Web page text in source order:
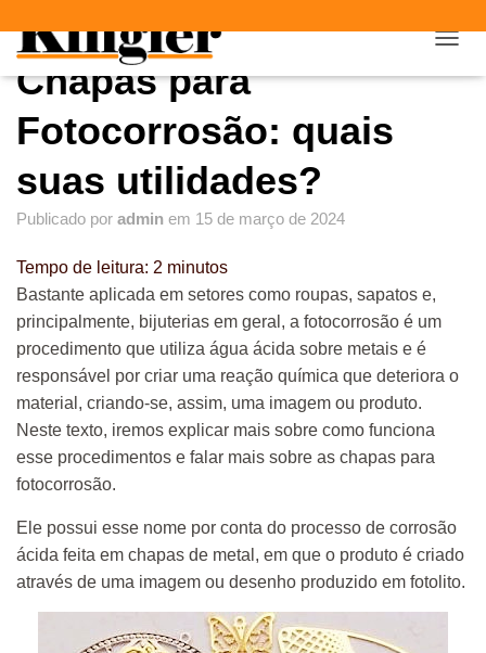
L
O
Chapas para
Fotocorrosão: quais
suas utilidades?
Publicado por admin em 15 de março de 2024
Tempo de leitura: 2 minutos
Bastante aplicada em setores como roupas, sapatos e,
principalmente, bijuterias em geral, a fotocorrosão é um
procedimento que utiliza água ácida sobre metais e é
responsável por criar uma reação química que deteriora o
material, criando-se, assim, uma imagem ou produto.
Neste texto, iremos explicar mais sobre como funciona
esse procedimentos e falar mais sobre as chapas para
fotocorrosão.
Ele possui esse nome por conta do processo de corrosão
ácida feita em chapas de metal, em que o produto é criado
através de uma imagem ou desenho produzido em fotolito.